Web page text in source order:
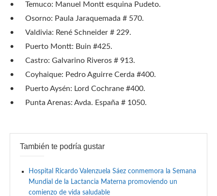
•
Temuco: Manuel Montt esquina Pudeto.
•
Osorno: Paula Jaraquemada # 570.
•
Valdivia: René Schneider # 229.
•
Puerto Montt: Buin #425.
•
Castro: Galvarino Riveros # 913.
•
Coyhaique: Pedro Aguirre Cerda #400.
•
Puerto Aysén: Lord Cochrane #400.
•
Punta Arenas: Avda. España # 1050.
También te podría gustar
Hospital Ricardo Valenzuela Sáez conmemora la Semana
Mundial de la Lactancia Materna promoviendo un
comienzo de vida saludable